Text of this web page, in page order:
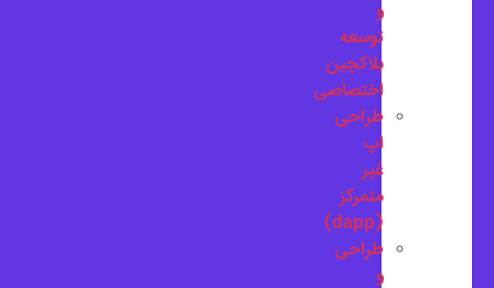
توسعه
بلاکچین
اختصاصی
طراحی
اپ
غیر
متمرکز
طراحی